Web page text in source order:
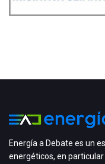
Energía a Debate es un
energéticos, en